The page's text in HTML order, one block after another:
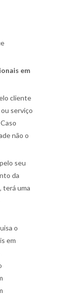
em
cliente
serviço
não o
seu
da
terá uma
o
em